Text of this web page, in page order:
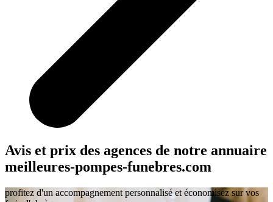
Avis et prix des agences de notre annuaire
meilleures-pompes-funebres.com
profitez d'un accompagnement personnalisé et économisez sur vos